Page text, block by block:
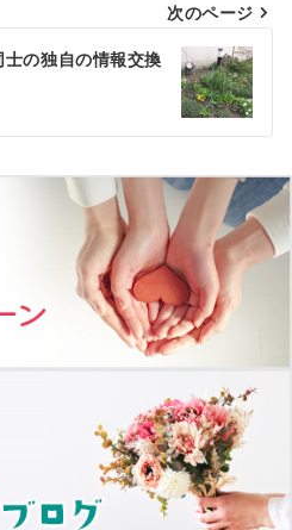
次のページ
の独自の情報交換